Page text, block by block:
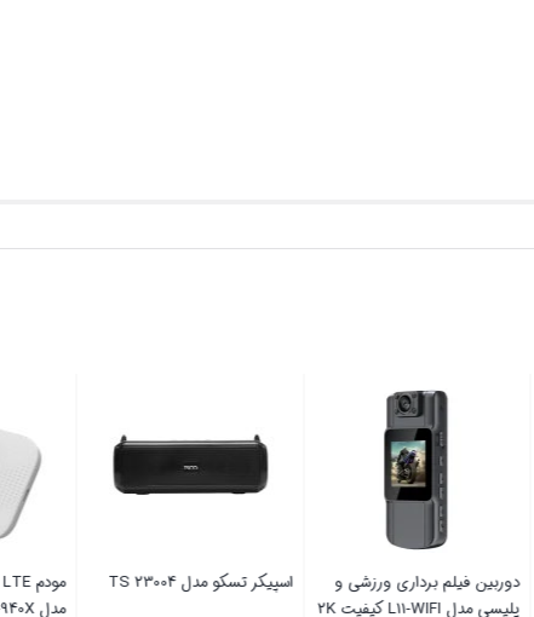
آنتن رومیزی امیننس مدل EM
دوربین فیلم برداری ورزشی و
پلیسی مدل L11-WIFI کیفیت 2K
اسپیکر تسکو مدل TS 23004